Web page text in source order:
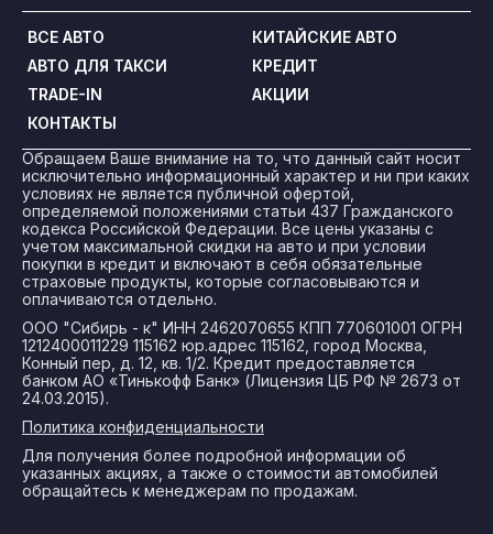
ВСЕ АВТО
КИТАЙСКИЕ АВТО
АВТО ДЛЯ ТАКСИ
КРЕДИТ
TRADE-IN
АКЦИИ
КОНТАКТЫ
Обращаем Ваше внимание на то, что данный сайт носит
исключительно информационный характер и ни при каких
условиях не является публичной офертой,
определяемой положениями статьи 437 Гражданского
кодекса Российской Федерации. Все цены указаны с
учетом максимальной скидки на авто и при условии
покупки в кредит и включают в себя обязательные
страховые продукты, которые согласовываются и
оплачиваются отдельно.
ООО "Сибирь - к" ИНН 2462070655 КПП 770601001 ОГРН
1212400011229 115162 юр.адрес 115162, город Москва,
Конный пер, д. 12, кв. 1/2. Кредит предоставляется
банком АО «Тинькофф Банк» (Лицензия ЦБ РФ № 2673 от
24.03.2015).
Политика конфиденциальности
Для получения более подробной информации об
указанных акциях, а также о стоимости автомобилей
обращайтесь к менеджерам по продажам.